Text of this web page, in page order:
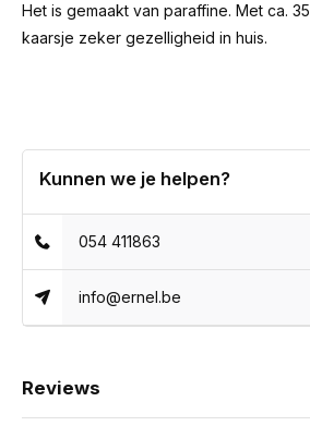
Het is gemaakt van paraffine. Met ca.
kaarsje zeker gezelligheid in huis.
Kunnen we je helpen?
054 411863
info@ernel.be
Reviews